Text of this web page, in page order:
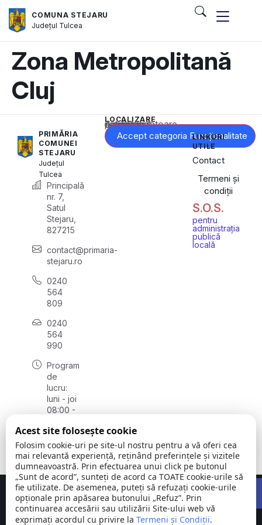
COMUNA STEJARU
Județul Tulcea
Zona Metropolitană
Cluj
PRIMĂRIA
COMUNEI
STEJARU
Județul
Tulcea
Principală
nr. 7,
Satul
Stejaru,
827215
contact@primaria-
stejaru.ro
0240
564
809
0240
564
990
Program
de
lucru:
luni - joi
08:00 -
vineri
08:00 -
14:00
LOCALIZARE
Acest conținut este blocat până când acceptați categoria corespunzătoare de cookie-uri.
Accept categoria Funcționalitate
LINKURI
UTILE
Contact
Termeni și
condiții
S.O.S.
pentru
administrația
publică
locală
Comuna © Toate
Concept realizat deBig Media Relații Publice SRL
Acest site folosește cookie
Folosim cookie-uri pe site-ul nostru pentru a vă oferi cea
mai relevantă experiență, reținând preferințele și vizitele
dumneavoastră. Prin efectuarea unui click pe butonul
„Sunt de acord”, sunteți de acord ca TOATE cookie-urile să
fie utilizate. De asemenea, puteți să refuzați cookie-urile
opționale prin apăsarea butonului „Refuz”. Prin
continuarea accesării sau utilizării Site-ului web vă
exprimați acordul cu privire la Termeni și Condiții.